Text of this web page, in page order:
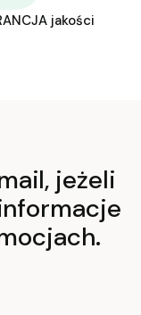
jakości
jeżeli